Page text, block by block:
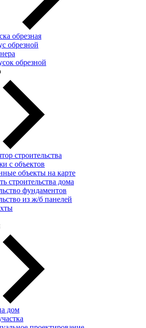
обрезная
обрезной
обрезной
строительства
с объектов
объекты на карте
строительства дома
фундаментов
из ж/б панелей
дом